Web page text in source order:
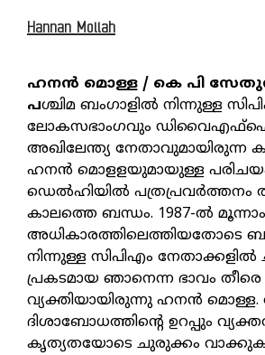
Hannan Mollah
ഹനന്‍ മൊള്ള / കെ പി
പശ്ചിമ ബംഗാളില്‍ നിന്നുള്ള
ലോകസഭാംഗവും
അഖിലേന്ത്യ നേതാവുമായിരുന്ന
ഹനന്‍ മൊളളയുമായുള്ള
ഡെല്‍ഹിയില്‍ പത്രപ്രവര്‍ത്തനം
കാലത്തെ ബന്ധം. 1987-ല്‍
അധികാരത്തിലെത്തിയതോടെ
നിന്നുള്ള സിപിഎം നേതാക്കളില്‍
പ്രകടമായ ഞാനെന്ന ഭാവം തീരെ
വ്യക്തിയായിരുന്നു ഹനന്‍ മൊള്ള.
ദിശാബോധത്തിന്റെ ഉറപ്പും
കൃത്യതയോടെ ചുരുക്കം